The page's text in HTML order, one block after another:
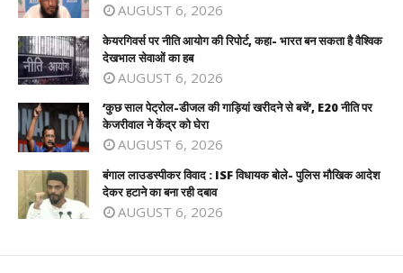
AUGUST 6, 2026
केयरगिवर्स पर नीति आयोग की रिपोर्ट, कहा- भारत बन सकता है वैश्विक
देखभाल सेवाओं का हब
AUGUST 6, 2026
‘कुछ साल पेट्रोल-डीजल की गाड़ियां खरीदने से बचें’, E20 नीति पर
केजरीवाल ने केंद्र को घेरा
AUGUST 6, 2026
बंगाल लाउडस्पीकर विवाद : ISF विधायक बोले- पुलिस मौखिक आदेश
देकर हटाने का बना रही दबाव
AUGUST 6, 2026